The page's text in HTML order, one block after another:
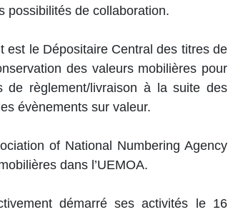
possibilités de collaboration.
est le Dépositaire Central des titres de
des valeurs mobilières pour
règlement/livraison à la suite des
évènements sur valeur.
of National Numbering Agency
dans l’UEMOA.
démarré ses activités le 16